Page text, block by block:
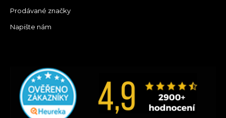
Prodávané značky
Napište nám